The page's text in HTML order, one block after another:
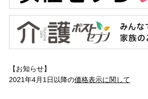
【お知らせ】
2021年4月1日以降の価格表示に関して